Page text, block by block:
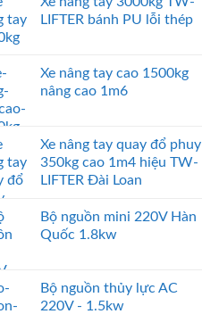
LIFTER bánh PU lỗi thép
Xe nâng tay cao 1500kg
nâng cao 1m6
Xe nâng tay quay đổ phuy
350kg cao 1m4 hiệu TW-
LIFTER Đài Loan
Bộ nguồn mini 220V Hàn
Quốc 1.8kw
Bộ nguồn thủy lực AC
220V - 1.5kw